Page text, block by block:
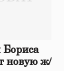
новую ж/